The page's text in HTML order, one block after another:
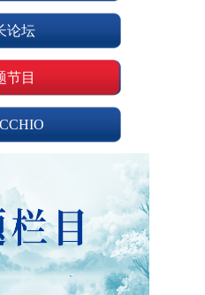
论坛
节目